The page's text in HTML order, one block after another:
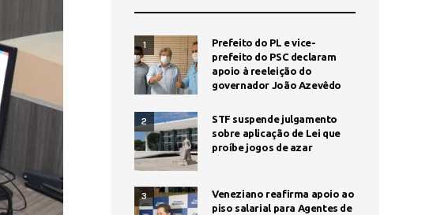
1
Prefeito do PL e vice-
prefeito do PSC declaram
apoio à reeleição do
governador João Azevêdo
2
STF suspende julgamento
sobre aplicação de Lei que
proíbe jogos de azar
3
Veneziano reafirma apoio ao
piso salarial para Agentes de